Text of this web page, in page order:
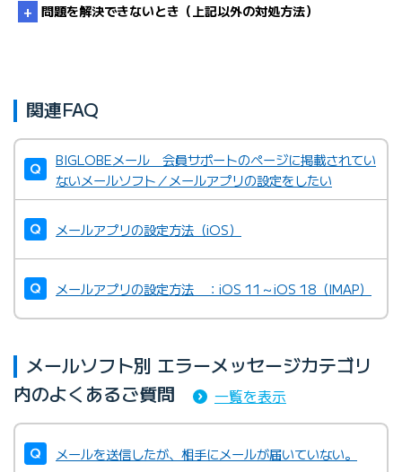
BIGLOBEメール ログイン
テンツ）
問題を解決できないとき（上記以外の対処方法）
関連FAQ
BIGLOBEメール 会員サポートのページに掲載されてい
ないメールソフト／メールアプリの設定をしたい
メールアプリの設定方法（iOS）
メールアプリの設定方法 ：iOS 11～iOS 18（IMAP）
メールソフト別 エラーメッセージカテゴリ
内のよくあるご質問
一覧を表示
メールを送信したが、相手にメールが届いていない。